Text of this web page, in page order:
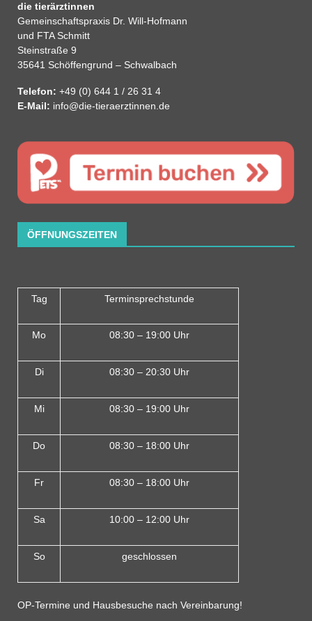
die tierärztinnen
Gemeinschaftspraxis Dr. Will-Hofmann
und FTA Schmitt
Steinstraße 9
35641 Schöffengrund – Schwalbach
Telefon: +49 (0) 644 1 / 26 31 4
E-Mail: info@die-tieraerztinnen.de
ÖFFNUNGSZEITEN
Tag Terminsprechstunde
Mo 08:30 – 19:00 Uhr
Di 08:30 – 20:30 Uhr
Mi 08:30 – 19:00 Uhr
Do 08:30 – 18:00 Uhr
Fr 08:30 – 18:00 Uhr
Sa 10:00 – 12:00 Uhr
So geschlossen
OP-Termine und Hausbesuche nach Vereinbarung!